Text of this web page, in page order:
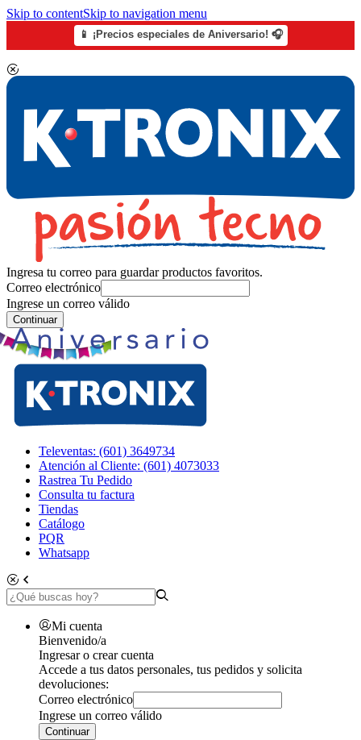
Skip to contentSkip to navigation menu
📱 ¡Precios especiales de Aniversario! 🎧
Ingresa tu correo para guardar productos favoritos.
Correo electrónico
Ingrese un correo válido
Continuar
Televentas: (601) 3649734
Atención al Cliente: (601) 4073033
Rastrea Tu Pedido
Consulta tu factura
Tiendas
Catálogo
PQR
Whatsapp
Mi cuenta
Bienvenido/a
Ingresar o crear cuenta
Accede a tus datos personales, tus pedidos y solicita
devoluciones:
Correo electrónico
Ingrese un correo válido
Continuar